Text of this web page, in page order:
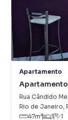
Apartamento
Apartamento
Rua Cândido
Rio de Janeiro,
47m² 1 1